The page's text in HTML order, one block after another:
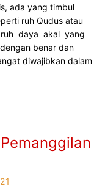
ada yang timbul
ruh Qudus atau
daya akal yang
benar dan
diwajibkan dalam